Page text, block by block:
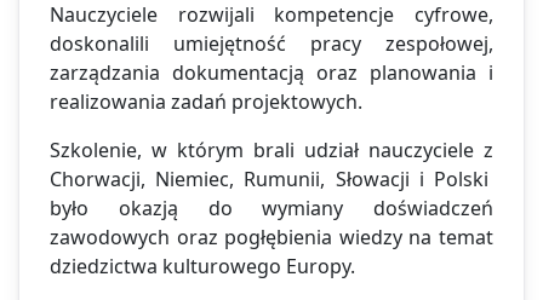
Nauczyciele rozwijali kompetencje cyfrowe,
doskonalili umiejętność pracy zespołowej,
zarządzania dokumentacją oraz planowania i
realizowania zadań projektowych.
Szkolenie, w którym brali udział nauczyciele z
Chorwacji, Niemiec, Rumunii, Słowacji i Polski
było okazją do wymiany doświadczeń
zawodowych oraz pogłębienia wiedzy na temat
dziedzictwa kulturowego Europy.